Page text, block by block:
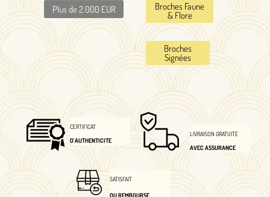
CERTIFICAT
D'AUTHENTICITE
LIVRAISON GRATUITE
AVEC ASSURANCE
SATISFAIT
OU REMBOURSE
Broches
Signées
Broches Faune
& Flore
Plus de 2.000 EUR